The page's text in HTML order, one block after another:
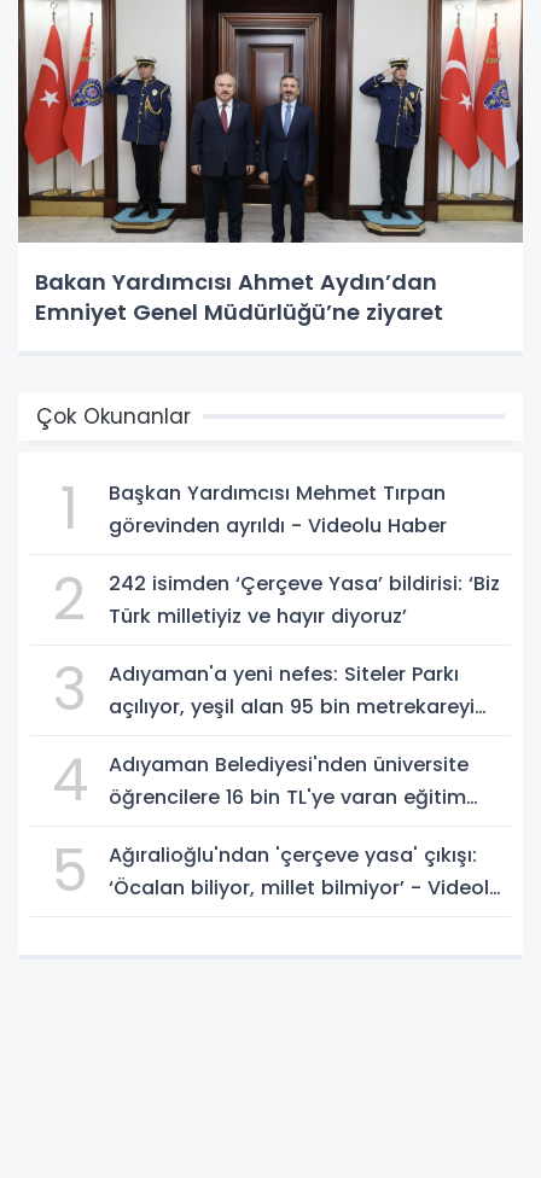
Bakan Yardımcısı Ahmet Aydın’dan
Emniyet Genel Müdürlüğü’ne ziyaret
Çok Okunanlar
1
Başkan Yardımcısı Mehmet Tırpan
görevinden ayrıldı - Videolu Haber
2
242 isimden ‘Çerçeve Yasa’ bildirisi: ‘Biz
Türk milletiyiz ve hayır diyoruz’
3
Adıyaman'a yeni nefes: Siteler Parkı
açılıyor, yeşil alan 95 bin metrekareyi
4
Adıyaman Belediyesi'nden üniversite
öğrencilere 16 bin TL'ye varan eğitim
5
Ağıralioğlu'ndan 'çerçeve yasa' çıkışı:
‘Öcalan biliyor, millet bilmiyor’ - Videolu